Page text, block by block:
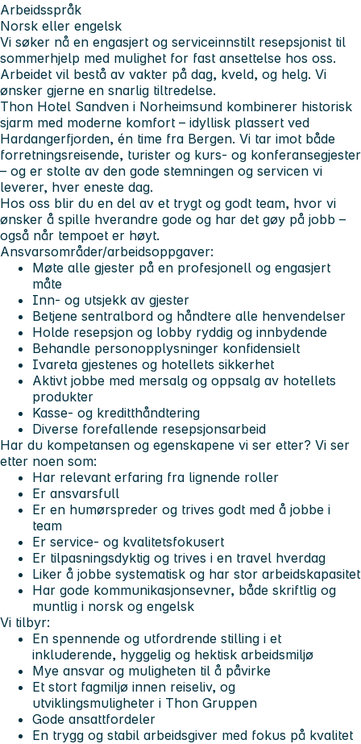
Arbeidsspråk
Norsk eller engelsk
Vi søker nå en engasjert og serviceinnstilt resepsjonist til
sommerhjelp med mulighet for fast ansettelse hos oss.
Arbeidet vil bestå av vakter på dag, kveld, og helg. Vi
ønsker gjerne en snarlig tiltredelse.
Thon Hotel Sandven i Norheimsund kombinerer historisk
sjarm med moderne komfort – idyllisk plassert ved
Hardangerfjorden, én time fra Bergen. Vi tar imot både
forretningsreisende, turister og kurs- og konferansegjester
– og er stolte av den gode stemningen og servicen vi
leverer, hver eneste dag.
Hos oss blir du en del av et trygt og godt team, hvor vi
ønsker å spille hverandre gode og har det gøy på jobb –
også når tempoet er høyt.
Ansvarsområder/arbeidsoppgaver:
Møte alle gjester på en profesjonell og engasjert
måte
Inn- og utsjekk av gjester
Betjene sentralbord og håndtere alle henvendelser
Holde resepsjon og lobby ryddig og innbydende
Behandle personopplysninger konfidensielt
Ivareta gjestenes og hotellets sikkerhet
Aktivt jobbe med mersalg og oppsalg av hotellets
produkter
Kasse- og kreditthåndtering
Diverse forefallende resepsjonsarbeid
Har du kompetansen og egenskapene vi ser etter? Vi ser
etter noen som:
Har relevant erfaring fra lignende roller
Er ansvarsfull
Er en humørspreder og trives godt med å jobbe i
team
Er service- og kvalitetsfokusert
Er tilpasningsdyktig og trives i en travel hverdag
Liker å jobbe systematisk og har stor arbeidskapasitet
Har gode kommunikasjonsevner, både skriftlig og
muntlig i norsk og engelsk
Vi tilbyr:
En spennende og utfordrende stilling i et
inkluderende, hyggelig og hektisk arbeidsmiljø
Mye ansvar og muligheten til å påvirke
Et stort fagmiljø innen reiseliv, og
utviklingsmuligheter i Thon Gruppen
Gode ansattfordeler
En trygg og stabil arbeidsgiver med fokus på kvalitet